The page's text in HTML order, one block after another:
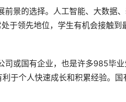
于领先地位，学生有机会接触
于个人快速成长和积累经验。国